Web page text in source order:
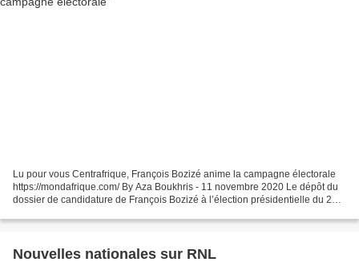
Lu pour vous Centrafrique, François Bozizé anime la campagne électorale
https://mondafrique.com/ By Aza Boukhris - 11 novembre 2020 Le dépôt du
dossier de candidature de François Bozizé à l’élection présidentielle du 27
Nouvelles nationales sur RNL